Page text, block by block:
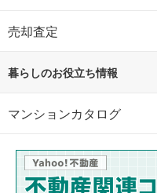
売却査定
暮らしのお役立ち情報
マンションカタログ